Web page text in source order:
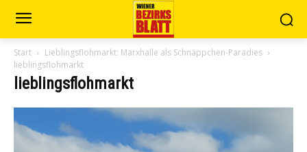
Start
Lieblingsflohmarkt: Marxhalle als Schnäppchen-Paradies
lieblingsflohmarkt
lieblingsflohmarkt